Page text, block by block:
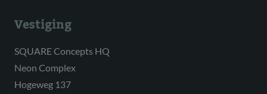
Vestiging
SQUARE Concepts HQ
Neon Complex
Hogeweg 137